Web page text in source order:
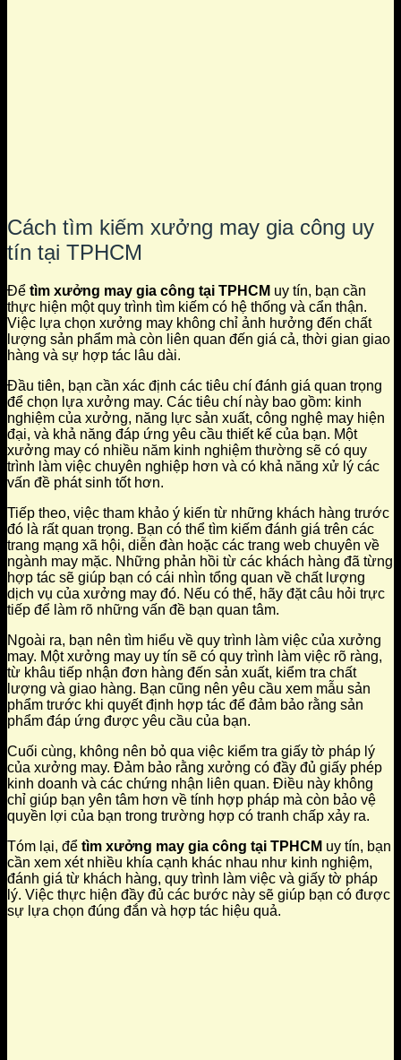
Cách tìm kiếm xưởng may gia công uy
tín tại TPHCM
Để tìm xưởng may gia công tại TPHCM uy tín, bạn cần
thực hiện một quy trình tìm kiếm có hệ thống và cẩn thận.
Việc lựa chọn xưởng may không chỉ ảnh hưởng đến chất
lượng sản phẩm mà còn liên quan đến giá cả, thời gian giao
hàng và sự hợp tác lâu dài.
Đầu tiên, bạn cần xác định các tiêu chí đánh giá quan trọng
để chọn lựa xưởng may. Các tiêu chí này bao gồm: kinh
nghiệm của xưởng, năng lực sản xuất, công nghệ may hiện
đại, và khả năng đáp ứng yêu cầu thiết kế của bạn. Một
xưởng may có nhiều năm kinh nghiệm thường sẽ có quy
trình làm việc chuyên nghiệp hơn và có khả năng xử lý các
vấn đề phát sinh tốt hơn.
Tiếp theo, việc tham khảo ý kiến từ những khách hàng trước
đó là rất quan trọng. Bạn có thể tìm kiếm đánh giá trên các
trang mạng xã hội, diễn đàn hoặc các trang web chuyên về
ngành may mặc. Những phản hồi từ các khách hàng đã từng
hợp tác sẽ giúp bạn có cái nhìn tổng quan về chất lượng
dịch vụ của xưởng may đó. Nếu có thể, hãy đặt câu hỏi trực
tiếp để làm rõ những vấn đề bạn quan tâm.
Ngoài ra, bạn nên tìm hiểu về quy trình làm việc của xưởng
may. Một xưởng may uy tín sẽ có quy trình làm việc rõ ràng,
từ khâu tiếp nhận đơn hàng đến sản xuất, kiểm tra chất
lượng và giao hàng. Bạn cũng nên yêu cầu xem mẫu sản
phẩm trước khi quyết định hợp tác để đảm bảo rằng sản
phẩm đáp ứng được yêu cầu của bạn.
Cuối cùng, không nên bỏ qua việc kiểm tra giấy tờ pháp lý
của xưởng may. Đảm bảo rằng xưởng có đầy đủ giấy phép
kinh doanh và các chứng nhận liên quan. Điều này không
chỉ giúp bạn yên tâm hơn về tính hợp pháp mà còn bảo vệ
quyền lợi của bạn trong trường hợp có tranh chấp xảy ra.
Tóm lại, để tìm xưởng may gia công tại TPHCM uy tín, bạn
cần xem xét nhiều khía cạnh khác nhau như kinh nghiệm,
đánh giá từ khách hàng, quy trình làm việc và giấy tờ pháp
lý. Việc thực hiện đầy đủ các bước này sẽ giúp bạn có được
sự lựa chọn đúng đắn và hợp tác hiệu quả.